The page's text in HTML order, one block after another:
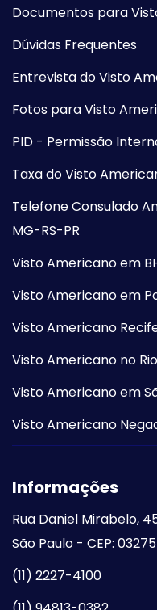
Documentos para
Dúvidas Frequentes
Entrevista do Visto
Fotos para Visto
PID - Permissão
Taxa do Visto
Telefone Consulado
MG-RS-PR
Visto Americano em
Visto Americano em
Visto Americano
Visto Americano no
Visto Americano em
Visto Americano
Informações
Rua Daniel Mirabelo,
São Paulo - CEP:
(11) 2227-4100